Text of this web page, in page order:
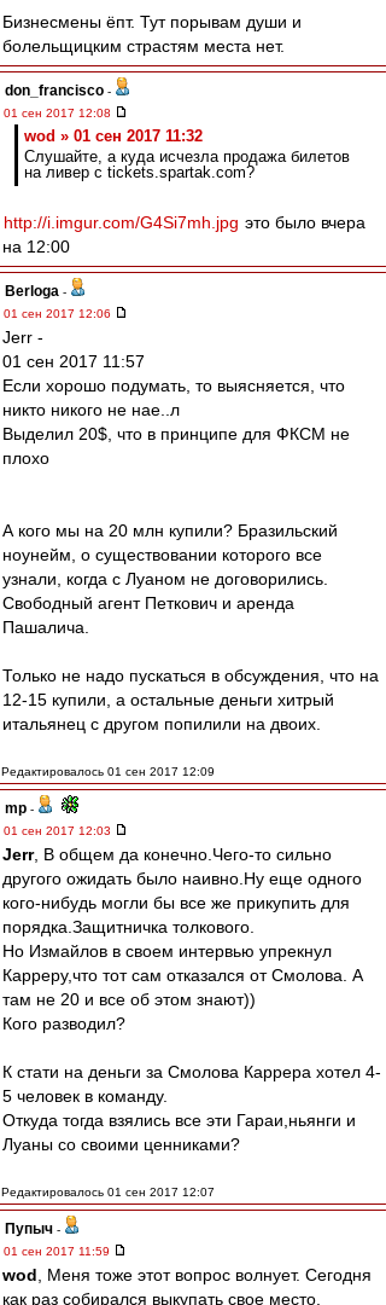
Бизнесмены ёпт. Тут порывам души и
болельщицким страстям места нет.
don_francisco -
01 сен 2017 12:08
wod » 01 сен 2017 11:32
Слушайте, а куда исчезла продажа билетов
на ливер с tickets.spartak.com?
http://i.imgur.com/G4Si7mh.jpg это было вчера
на 12:00
Berloga -
01 сен 2017 12:06
Jerr -
01 сен 2017 11:57
Если хорошо подумать, то выясняется, что
никто никого не нае..л
Выделил 20$, что в принципе для ФКСМ не
плохо
А кого мы на 20 млн купили? Бразильский
ноунейм, о существовании которого все
узнали, когда с Луаном не договорились.
Свободный агент Петкович и аренда
Пашалича.
Только не надо пускаться в обсуждения, что на
12-15 купили, а остальные деньги хитрый
итальянец с другом попилили на двоих.
Редактировалось 01 сен 2017 12:09
mp -
01 сен 2017 12:03
Jerr, В общем да конечно.Чего-то сильно
другого ожидать было наивно.Ну еще одного
кого-нибудь могли бы все же прикупить для
порядка.Защитничка толкового.
Но Измайлов в своем интервью упрекнул
Карреру,что тот сам отказался от Смолова. А
там не 20 и все об этом знают))
Кого разводил?
К стати на деньги за Смолова Каррера хотел 4-
5 человек в команду.
Откуда тогда взялись все эти Гараи,ньянги и
Луаны со своими ценниками?
Редактировалось 01 сен 2017 12:07
Пупыч -
01 сен 2017 11:59
wod , Меня тоже этот вопрос волнует. Сегодня
как раз собирался выкупать свое место.